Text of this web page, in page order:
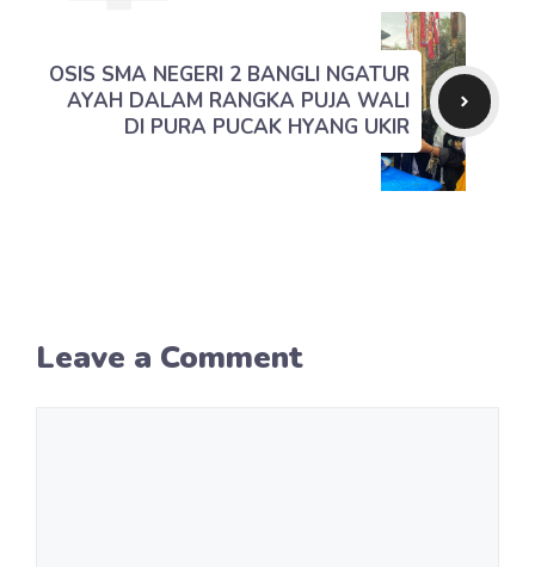
OSIS SMA NEGERI 2 BANGLI NGATUR
AYAH DALAM RANGKA PUJA WALI
DI PURA PUCAK HYANG UKIR
Leave a Comment